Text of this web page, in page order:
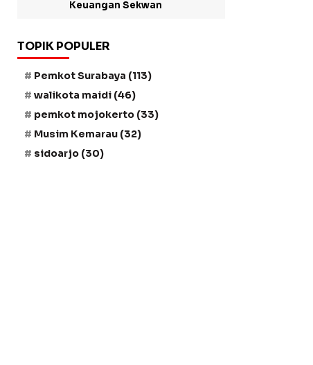
Keuangan Sekwan
TOPIK POPULER
Pemkot Surabaya (113)
walikota maidi (46)
pemkot mojokerto (33)
Musim Kemarau (32)
sidoarjo (30)